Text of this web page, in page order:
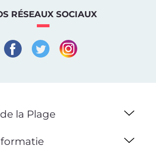
RÉSEAUX SOCIAUX
la Plage